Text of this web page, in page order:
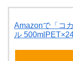
Amazonで「コ
ル